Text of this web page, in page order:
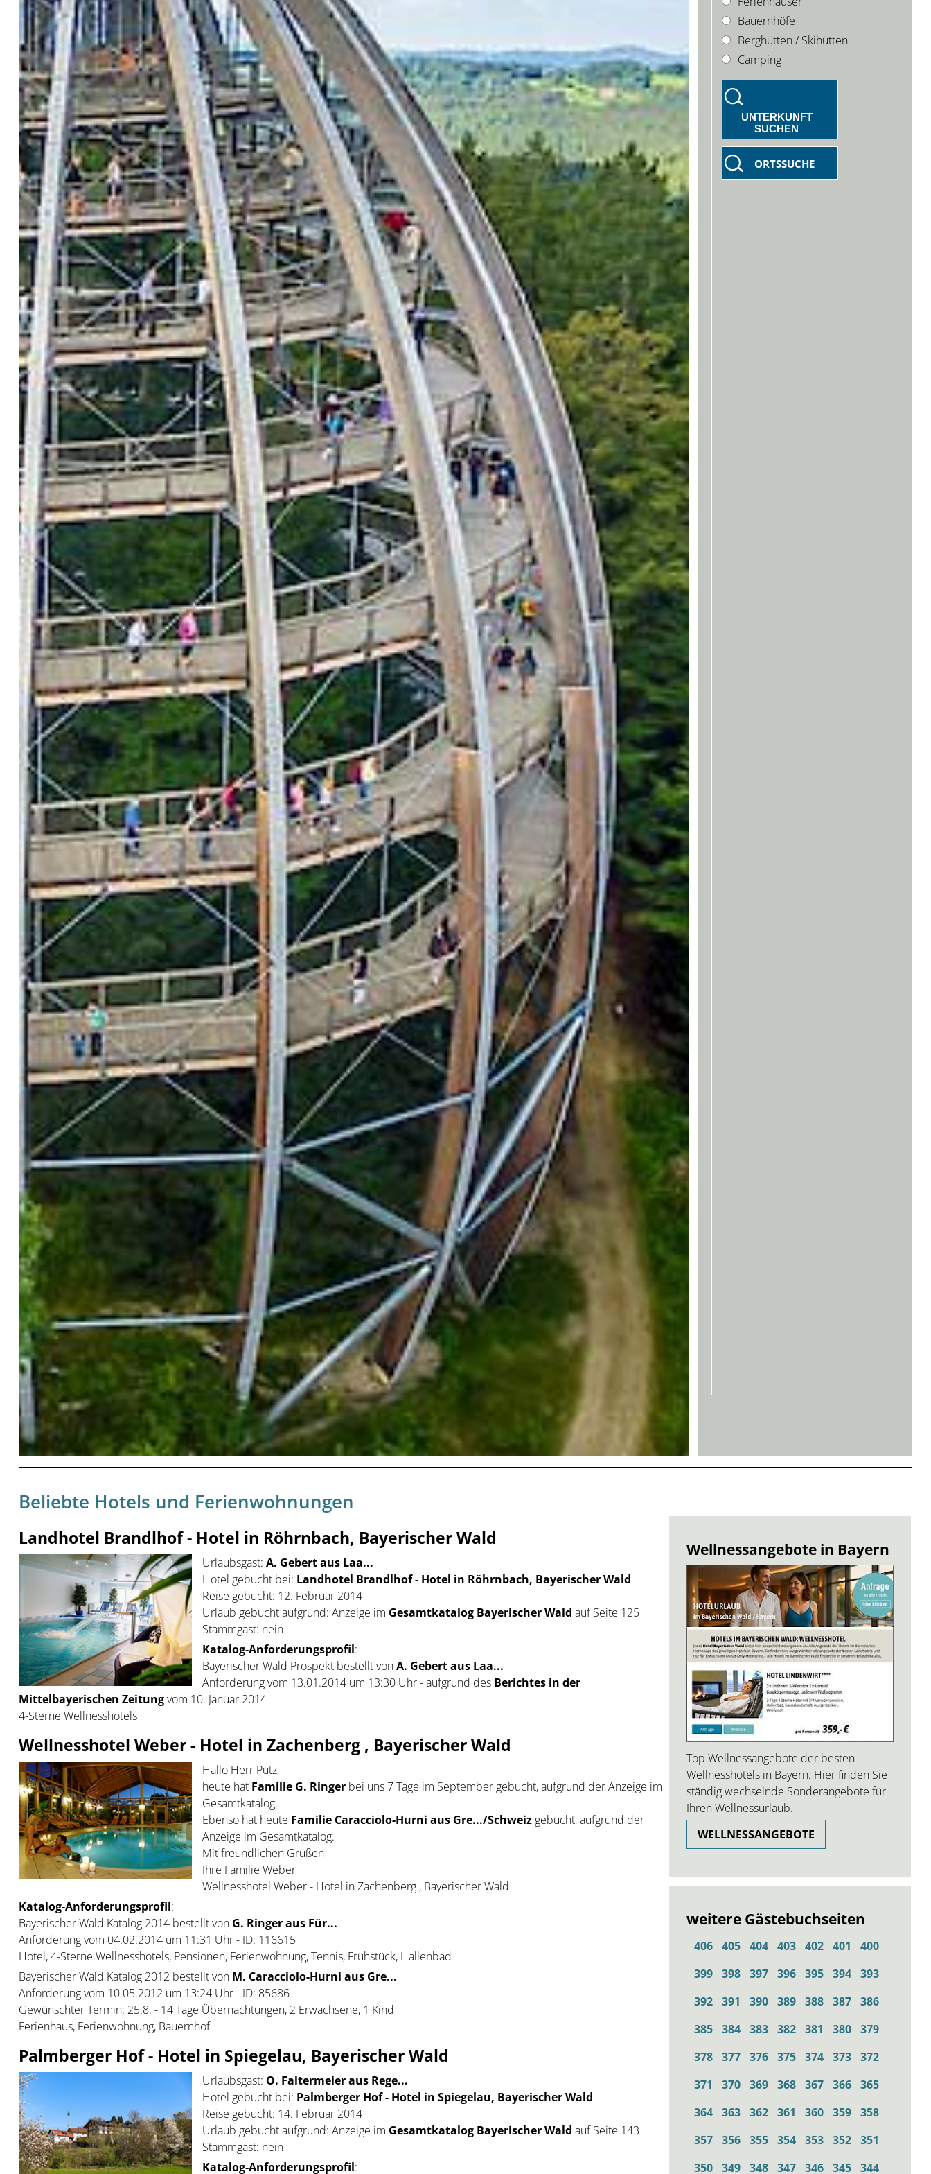
Bauernhöfe
Berghütten / Skihütten
Camping
UNTERKUNFT
SUCHEN
ORTSSUCHE
Beliebte Hotels und Ferienwohnungen
Landhotel Brandlhof - Hotel in Röhrnbach, Bayerischer Wald
Urlaubsgast: A. Gebert aus Laa...
Hotel gebucht bei: Landhotel Brandlhof - Hotel in Röhrnbach, Bayerischer Wald
Reise gebucht: 12. Februar 2014
Urlaub gebucht aufgrund: Anzeige im Gesamtkatalog Bayerischer Wald auf Seite 125
Stammgast: nein
Katalog-Anforderungsprofil:
Bayerischer Wald Prospekt bestellt vonA. Gebert aus Laa...
Anforderung vom 13.01.2014 um 13:30 Uhr - aufgrund des Berichtes in der
Mittelbayerischen Zeitungvom 10. Januar 2014
4-Sterne Wellnesshotels
Wellnesshotel Weber - Hotel in Zachenberg , Bayerischer Wald
Hallo Herr Putz,
heute hat Familie G. Ringer bei uns 7 Tage im September gebucht, aufgrund der Anzeige im
Gesamtkatalog.
Ebenso hat heute Familie Caracciolo-Hurni aus Gre.../Schweiz gebucht, aufgrund der
Anzeige im Gesamtkatalog.
Mit freundlichen Grüßen
Ihre Familie Weber
Wellnesshotel Weber - Hotel in Zachenberg , Bayerischer Wald
Katalog-Anforderungsprofil:
Bayerischer Wald Katalog 2014 bestellt von G. Ringer aus Für...
Anforderung vom 04.02.2014 um 11:31 Uhr - ID: 116615
Hotel, 4-Sterne Wellnesshotels, Pensionen, Ferienwohnung, Tennis, Frühstück, Hallenbad
Bayerischer Wald Katalog 2012 bestellt von M. Caracciolo-Hurni aus Gre...
Anforderung vom 10.05.2012 um 13:24 Uhr - ID: 85686
Gewünschter Termin: 25.8. - 14 Tage Übernachtungen, 2 Erwachsene, 1 Kind
Ferienhaus, Ferienwohnung, Bauernhof
Palmberger Hof - Hotel in Spiegelau, Bayerischer Wald
Urlaubsgast: O. Faltermeier aus Rege...
Hotel gebucht bei: Palmberger Hof - Hotel in Spiegelau, Bayerischer Wald
Reise gebucht: 14. Februar 2014
Urlaub gebucht aufgrund: Anzeige im Gesamtkatalog Bayerischer Wald auf Seite 143
Stammgast: nein
Katalog-Anforderungsprofil:
Wellnessangebote in Bayern
Top Wellnessangebote der besten
Wellnesshotels in Bayern. Hier finden Sie
ständig wechselnde Sonderangebote für
Ihren Wellnessurlaub.
WELLNESSANGEBOTE
weitere Gästebuchseiten
406 405 404 403 402 401
400
399 398 397 396 395 394 393
392 391 390 389 388 387 386
385 384 383 382 381 380 379
378 377 376 375 374 373 372
371
370 369 368 367 366 365
364 363 362 361 360 359 358
357 356 355 354 353 352 351
350 349 348 347 346 345 344